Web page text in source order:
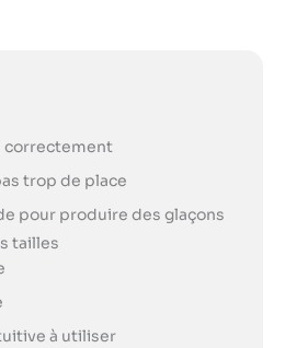
correctement
trop de place
pour produire des glaçons
tailles
à utiliser